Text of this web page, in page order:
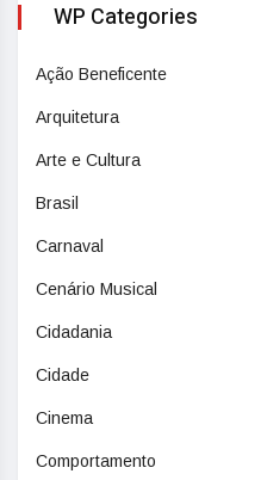
WP Categories
Ação Beneficente
Arquitetura
Arte e Cultura
Brasil
Carnaval
Cenário Musical
Cidadania
Cidade
Cinema
Comportamento